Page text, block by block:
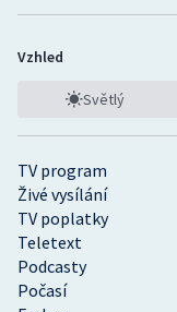
TV program
Živé vysílání
TV poplatky
Teletext
Podcasty
Počasí
Vzhled
Světlý